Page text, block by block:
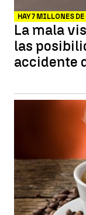
HAY 7 MILLONES
La mala
las
accidente